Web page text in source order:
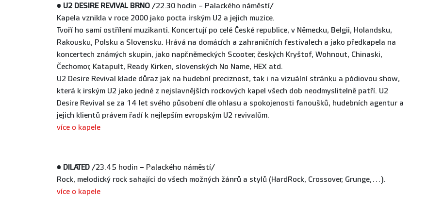
• U2 DESIRE REVIVAL BRNO /22.30 hodin – Palackého náměstí/
Kapela vznikla v roce 2000 jako pocta irským U2 a jejich muzice.
Tvoří ho samí ostřílení muzikanti. Koncertují po celé České republice, v Německu, Belgii, Holandsku,
Rakousku, Polsku a Slovensku. Hrává na domácích a zahraničních festivalech a jako předkapela na
koncertech známých skupin, jako např.německých Scooter, českých Kryštof, Wohnout, Chinaski,
Čechomor, Katapult, Ready Kirken, slovenských No Name, HEX atd.
U2 Desire Revival klade důraz jak na hudební preciznost, tak i na vizuální stránku a pódiovou show,
která k irským U2 jako jedné z nejslavnějších rockových kapel všech dob neodmyslitelně patří. U2
Desire Revival se za 14 let svého působení dle ohlasu a spokojenosti fanoušků, hudebních agentur a
jejich klientů právem řadí k nejlepším evropským U2 revivalům.
více o kapele
• DILATED /23.45 hodin – Palackého náměstí/
Rock, melodický rock sahající do všech možných žánrů a stylů (HardRock, Crossover, Grunge,…).
více o kapele